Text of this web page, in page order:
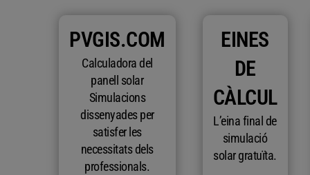
PVGIS.COM
Calculadora del
panell solar
Simulacions
dissenyades per
satisfer les
necessitats dels
professionals.
EINES
DE
CÀLCUL
L’eina final de
simulació
solar gratuïta.